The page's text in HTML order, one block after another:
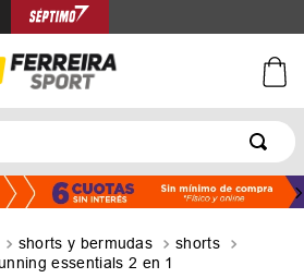
shorts y bermudas
shorts
essentials 2 en 1